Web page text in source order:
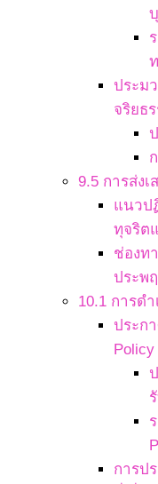
ประม
จริยธ
9.5 การส่ง
แนวป
ทุจริต
ช่องท
ประพ
10.1 การด
ประก
การป